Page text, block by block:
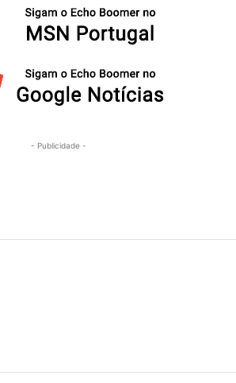
- Publicidade -